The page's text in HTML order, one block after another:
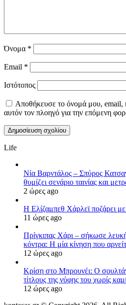
Όνομα *
Email *
Ιστότοπος
Αποθήκευσε το όνομά μου, email,
αυτόν τον πλοηγό για την επόμενη
Life
Νία Βαρντάλος – Σπύρος
θυμίζει σενάριο ταινίας και
2 ώρες ago
Η Ελίζαμπεθ Χάρλεϊ ποζάρει με
11 ώρες ago
Πρίγκιπας Χάρι – σήκωσε
κόντρα: Η μία κίνηση που
12 ώρες ago
Κρίση στο Μπρουνέι: Ο
τίτλους της νύφης του χωρίς
12 ώρες ago